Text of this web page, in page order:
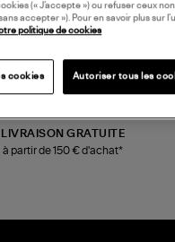
LIVRAISON GRATUITE
à partir de 150 € d'achat*
(« J’accepte ») ou refuser ceux
accepter »). Pour en savoir plus sur
politique de cookies
cookies Autoriser tous les